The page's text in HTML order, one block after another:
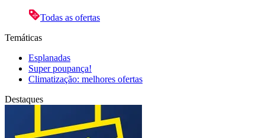
Todas as ofertas
Temáticas
Esplanadas
Super poupança!
Climatização: melhores ofertas
Destaques